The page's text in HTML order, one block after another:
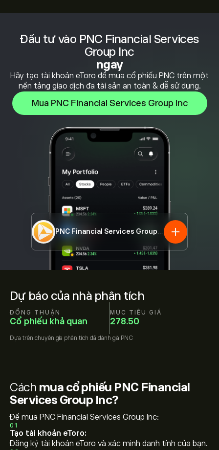
Dự báo của nhà phân tích
ĐỒNG THUẬN
Cổ phiếu khả quan
MỤC TIÊU GIÁ
278.50
Dựa trên chuyên gia phân tích đã đánh giá PNC
Đầu tư vào PNC Financial Services
Group Inc
ngay
Hãy tạo tài khoản eToro để mua cổ phiếu PNC trên một
nền tảng giao dịch đa tài sản an toàn & dễ sử dụng.
Mua PNC Financial Services Group Inc
PNC Financial Services Group Inc PNC
Cách mua cổ phiếu PNC Financial
Services Group Inc?
Để mua PNC Financial Services Group Inc:
01
Tạo tài khoản eToro:
Đăng ký tài khoản eToro và xác minh danh tính của bạn.